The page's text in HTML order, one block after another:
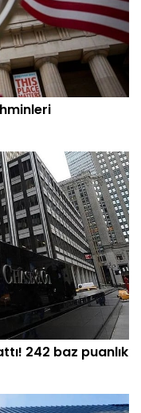
242 baz puanlık